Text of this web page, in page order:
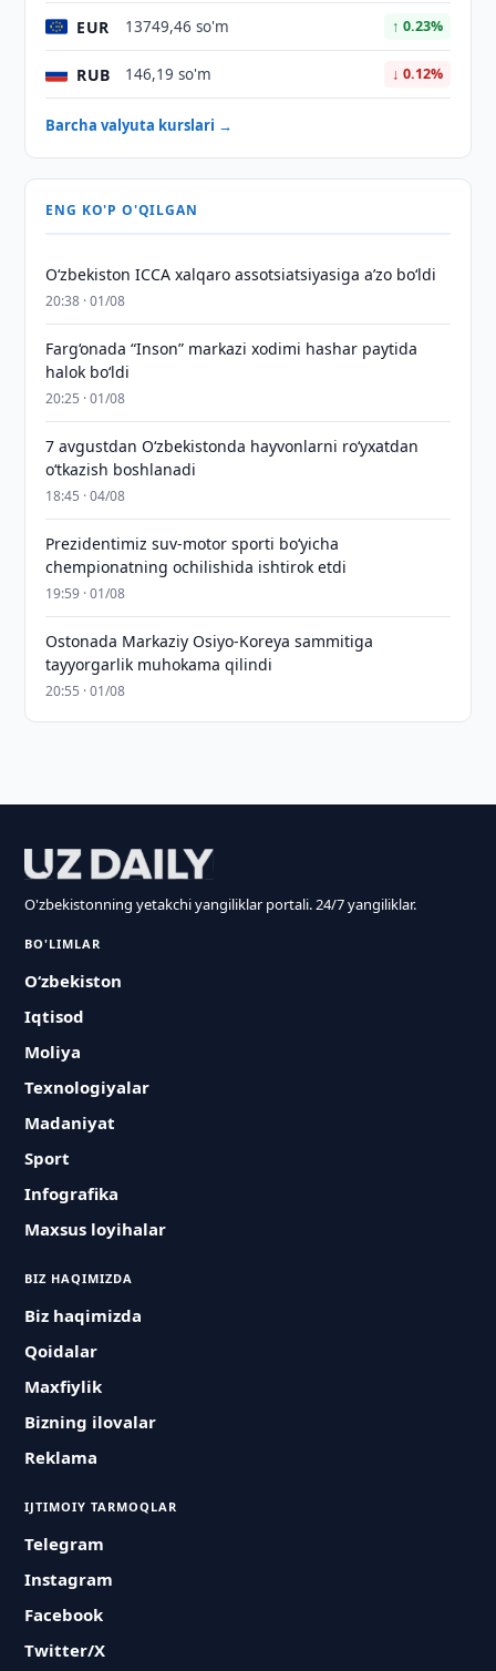
EUR 13749,46 so'm ↑ 0.23%
RUB 146,19 so'm ↓ 0.12%
Barcha valyuta kurslari →
ENG KO'P O'QILGAN
O‘zbekiston ICCA xalqaro assotsiatsiyasiga aʼzo bo‘ldi
20:38 · 01/08
Farg‘onada “Inson” markazi xodimi hashar paytida
halok bo‘ldi
20:25 · 01/08
7 avgustdan O‘zbekistonda hayvonlarni ro‘yxatdan
o‘tkazish boshlanadi
18:45 · 04/08
Prezidentimiz suv-motor sporti bo‘yicha
chempionatning ochilishida ishtirok etdi
19:59 · 01/08
Ostonada Markaziy Osiyo-Koreya sammitiga
tayyorgarlik muhokama qilindi
20:55 · 01/08
O'zbekistonning yetakchi yangiliklar portali. 24/7 yangiliklar.
BO'LIMLAR
O‘zbekiston
Iqtisod
Moliya
Texnologiyalar
Madaniyat
Sport
Infografika
Maxsus loyihalar
BIZ HAQIMIZDA
Biz haqimizda
Qoidalar
Maxfiylik
Bizning ilovalar
Reklama
IJTIMOIY TARMOQLAR
Telegram
Instagram
Facebook
Twitter/X